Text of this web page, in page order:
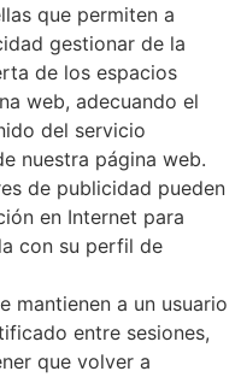
que permiten a
gestionar de la
de los espacios
web, adecuando el
del servicio
nuestra página web.
de publicidad pueden
en Internet para
con su perfil de
mantienen a un usuario
entre sesiones,
que volver a